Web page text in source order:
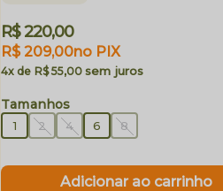
R$ 209,00no PIX
R$ 220,00
4x R$ 55,00sem juros
1 2 4 6 8